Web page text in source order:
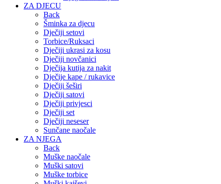
ZA DJECU
Back
Šminka za djecu
Dječiji setovi
Torbice/Ruksaci
Dječiji ukrasi za kosu
Dječiji novčanici
Dječija kutija za nakit
Dječije kape / rukavice
Dječiji šeširi
Dječiji satovi
Dječiji privjesci
Dječiji set
Dječiji neseser
Sunčane naočale
ZA NJEGA
Back
Muške naočale
Muški satovi
Muške torbice